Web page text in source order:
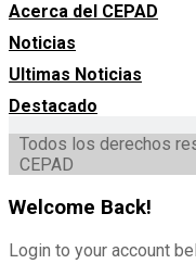
Acerca del CEPAD
Noticias
Ultimas Noticias
Destacado
Todos los derechos
CEPAD
Welcome Back!
Login to your account